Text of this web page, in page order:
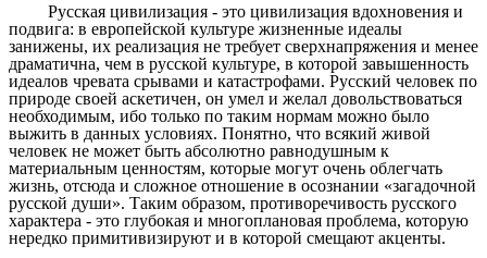
Русская цивилизация - это цивилизация вдохновения и
подвига: в европейской культуре жизненные идеалы
занижены, их реализация не требует сверхнапряжения и менее
драматична, чем в русской культуре, в которой завышенность
идеалов чревата срывами и катастрофами. Русский человек по
природе своей аскетичен, он умел и желал довольствоваться
необходимым, ибо только по таким нормам можно было
выжить в данных условиях. Понятно, что всякий живой
человек не может быть абсолютно равнодушным к
материальным ценностям, которые могут очень облегчать
жизнь, отсюда и сложное отношение в осознании «загадочной
русской души». Таким образом, противоречивость русского
характера - это глубокая и многоплановая проблема, которую
нередко примитивизируют и в которой смещают акценты.